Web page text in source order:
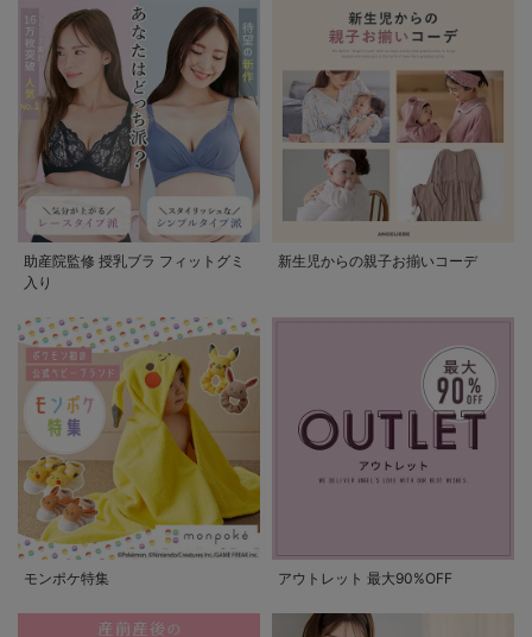
助産院監修 授乳ブラ フィットグミ
入り
新生児からの親子お揃いコーデ
モンポケ特集 アウトレット 最大90%OFF